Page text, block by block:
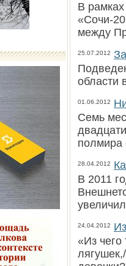
В
«Сочи-
между
25.07.2012
области
01.06.2012
Семь
полмира
28.04.2012
В 2011
24.04.2012
«Из